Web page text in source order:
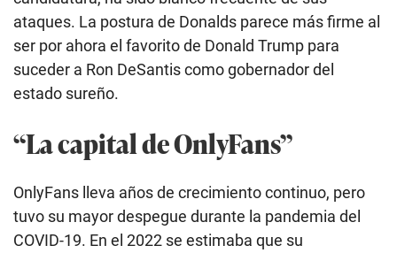
ataques. La postura de Donalds parece más firme al
ser por ahora el favorito de Donald Trump para
suceder a Ron DeSantis como gobernador del
estado sureño.
“La capital de OnlyFans”
OnlyFans lleva años de crecimiento continuo, pero
tuvo su mayor despegue durante la pandemia del
COVID-19. En el 2022 se estimaba que su